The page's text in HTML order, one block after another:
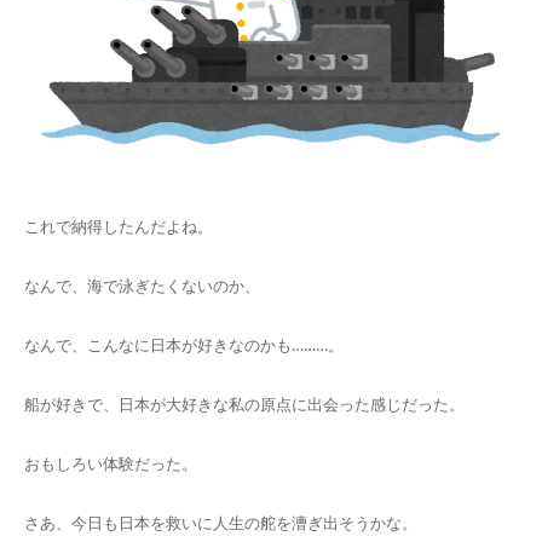
これで納得したんだよね。
なんで、海で泳ぎたくないのか、
なんで、こんなに日本が好きなのかも………。
船が好きで、日本が大好きな私の原点に出会った感じだった。
おもしろい体験だった。
さあ、今日も日本を救いに人生の舵を漕ぎ出そうかな。